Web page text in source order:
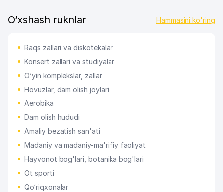
O‘xshash ruknlar Hammasini ko'ring
Raqs zallari va diskotekalar
Konsert zallari va studiyalar
O‘yin komplekslar, zallar
Hovuzlar, dam olish joylari
Aerobika
Dam olish hududi
Amaliy bezatish san'ati
Madaniy va madaniy-ma'rifiy faoliyat
Hayvonot bog'lari, botanika bog'lari
Ot sporti
Qo‘riqxonalar